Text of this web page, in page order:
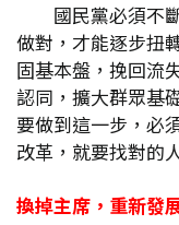
國民黨必須不
做對，才能逐步扭
固基本盤，挽回流
認同，擴大群眾基
要做到這一步，必
改革，就要找對的
換掉主席，重新發